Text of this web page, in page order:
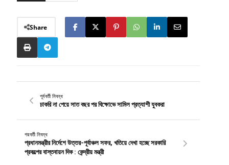
Share
পূর্ববর্তী নিবন্ধ
চাকরি না পেয়ে সাত বছর পর বিক্ষোভে সামিল প্রত্যাশী যুবকরা
পরবর্তী নিবন্ধ
প্রধানমন্ত্রীর নির্দেশে উত্তর-পূর্বাঞ্চল সফর, খতিয়ে দেখা হচ্ছে সরকারি
প্রকল্পের বাস্তবায়ন দিক : কেন্দ্রীয় মন্ত্রী